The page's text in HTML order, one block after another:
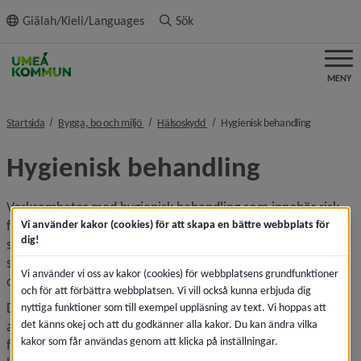
innehållet
Giälah/Kieli/Languages Sök
MENY
Startsida Bygga, bo och miljö nivå i brödsmulenavigeringen
Hälsoskydd nivå i brödsmulenavigeringen
Hygienisk behandlingnivå i
Hygienisk behandling
Verksamheter med hygienisk behandling som innebär risk
för blodsmitta eller annan smitta där stickande och
skärande verktyg används i direktkontakt med hud ska
senast 6 veckor innan start anmäla verksamheten till miljö-
och hälsoskyddsnämnden.
De verksamheter som kan vara aktuella är till exempel
akupunktur, tatuering, kosmetisk tatuering, piercing,
fotvård, nagelskulptur, microneedling, barberare eller
Vi använder kakor (cookies) för att skapa en bättre webbplats för
dig!
Vi använder vi oss av kakor (cookies) för webbplatsens grundfunktioner
och för att förbättra webbplatsen. Vi vill också kunna erbjuda dig
nyttiga funktioner som till exempel uppläsning av text. Vi hoppas att
det känns okej och att du godkänner alla kakor. Du kan ändra vilka
kakor som får användas genom att klicka på inställningar.